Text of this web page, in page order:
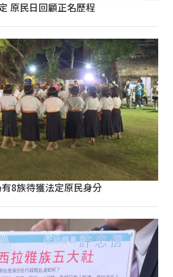
原民日回顧正名歷程
8族待獲法定原民身分